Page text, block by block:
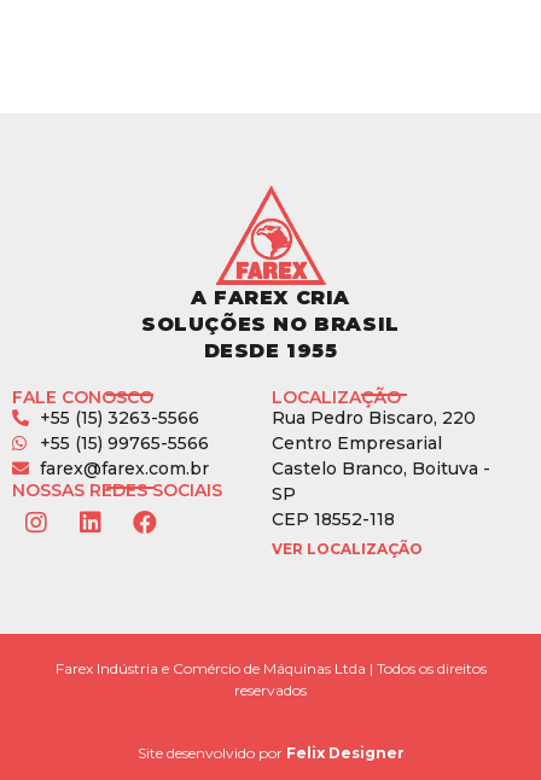
A FAREX CRIA
SOLUÇÕES NO BRASIL
DESDE 1955
FALE CONOSCO
+55 (15) 3263-5566
+55 (15) 99765-5566
farex@farex.com.br
NOSSAS REDES SOCIAIS
LOCALIZAÇÃO
Rua Pedro Biscaro, 220
Centro Empresarial
Castelo Branco, Boituva -
SP
CEP 18552-118
VER LOCALIZAÇÃO
Farex Indústria e Comércio de Máquinas Ltda | Todos os direitos
reservados
Site desenvolvido por Felix Designer